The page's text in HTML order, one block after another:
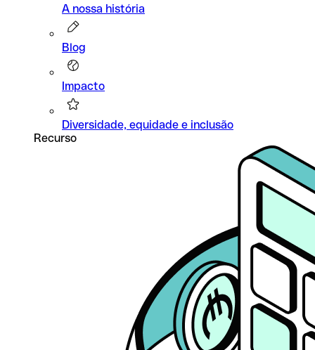
A nossa história
Blog
Impacto
Diversidade, equidade e inclusão
Recurso